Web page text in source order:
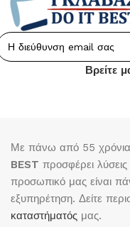
Βρείτε
Με πάνω από 55 χρόνια
BEST προσφέρει
προσωπικό μας είναι
εξυπηρέτηση. Δείτε
καταστήματός μας.